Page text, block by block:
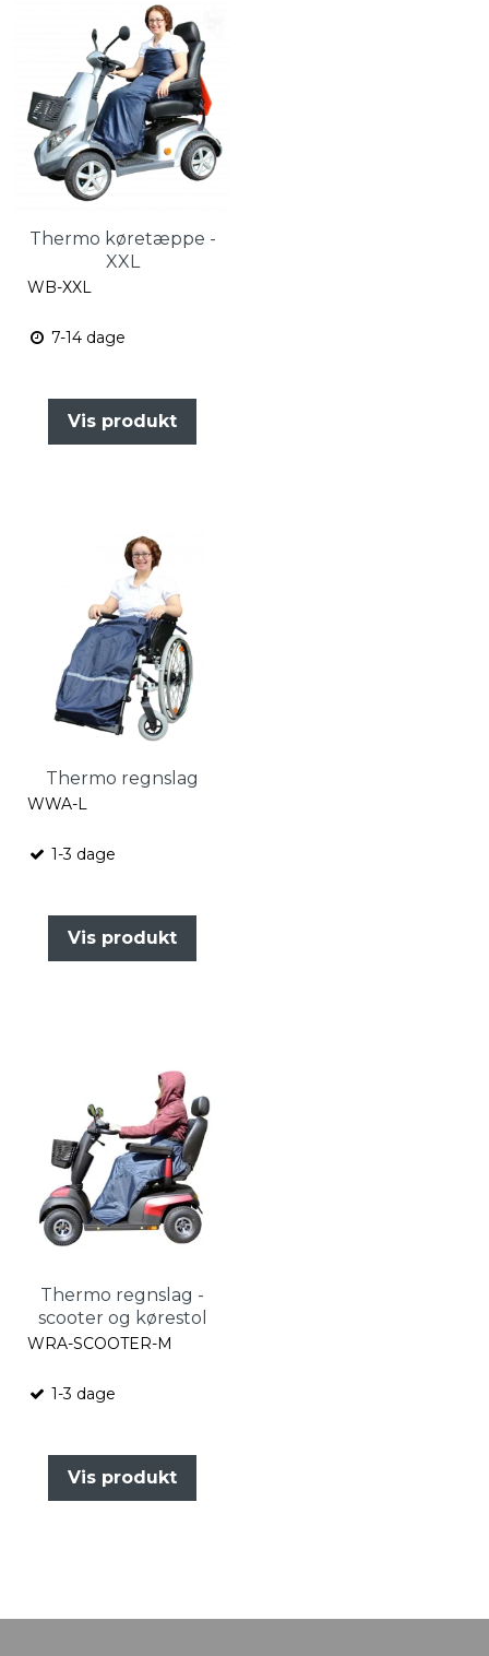
Thermo køretæppe -
XXL
WB-XXL
7-14 dage
Vis produkt
Thermo regnslag
WWA-L
1-3 dage
Vis produkt
Thermo regnslag -
scooter og kørestol
WRA-SCOOTER-M
1-3 dage
Vis produkt